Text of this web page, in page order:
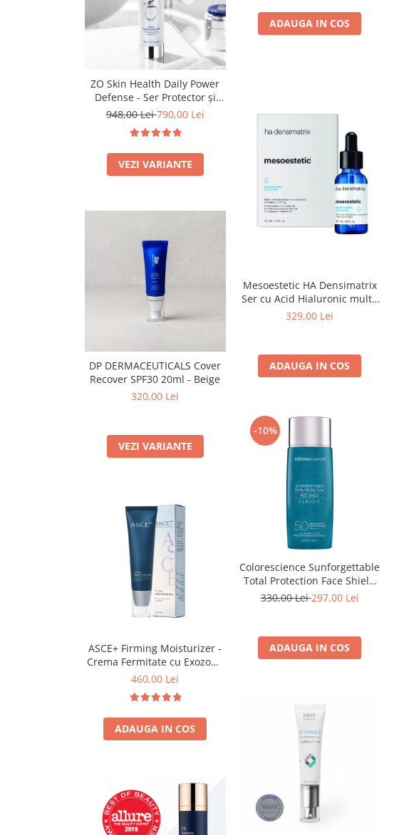
ADAUGA IN COS
ZO Skin Health Daily Power
Defense - Ser Protector și
Reparat al ADN-ului
948,00 Lei790,00 Lei
VEZI VARIANTE
Mesoestetic HA Densimatrix
Ser cu Acid Hialuronic multi-
molecular concentrat 30 ml
329,00 Lei
ADAUGA IN COS
DP DERMACEUTICALS Cover
Recover SPF30 20ml - Beige
320,00 Lei
VEZI VARIANTE
-10%
Colorescience Sunforgettable
Total Protection Face Shield
Classic SPF50 55ml
330,00 Lei297,00 Lei
ADAUGA IN COS
ASCE+ Firming Moisturizer -
Crema Fermitate cu Exozomi
50g
460,00 Lei
ADAUGA IN COS